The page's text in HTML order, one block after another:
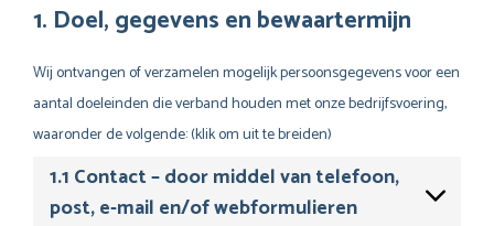
1. Doel, gegevens en bewaartermijn
Wij ontvangen of verzamelen mogelijk persoonsgegevens voor een
aantal doeleinden die verband houden met onze bedrijfsvoering,
waaronder de volgende: (klik om uit te breiden)
1.1 Contact – door middel van telefoon,
post, e-mail en/of webformulieren